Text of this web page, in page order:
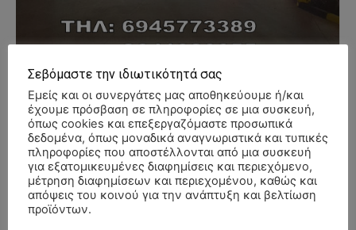
- Advertisment -
Σεβόμαστε την ιδιωτικότητά σας
Εμείς και οι συνεργάτες μας αποθηκεύουμε ή/και
έχουμε πρόσβαση σε πληροφορίες σε μια συσκευή,
όπως cookies και επεξεργαζόμαστε προσωπικά
δεδομένα, όπως μοναδικά αναγνωριστικά και τυπικές
πληροφορίες που αποστέλλονται από μια συσκευή
για εξατομικευμένες διαφημίσεις και περιεχόμενο,
μέτρηση διαφημίσεων και περιεχομένου, καθώς και
απόψεις του κοινού για την ανάπτυξη και βελτίωση
προϊόντων.